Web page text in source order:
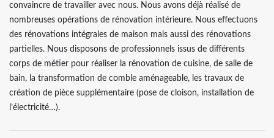
convaincre de travailler avec nous. Nous avons déjà réalisé de
nombreuses opérations de rénovation intérieure. Nous effectuons
des rénovations intégrales de maison mais aussi des rénovations
partielles. Nous disposons de professionnels issus de différents
corps de métier pour réaliser la rénovation de cuisine, de salle de
bain, la transformation de comble aménageable, les travaux de
création de pièce supplémentaire (pose de cloison, installation de
l’électricité…).